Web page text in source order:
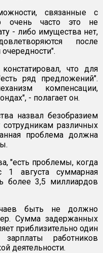
связанные с
очень часто это не
- либо имущества нет,
после
что для
ряд предложений".
компенсации,
- полагает он.
назвал безобразием
различных
проблема должна
"есть проблемы, когда
1 августа суммарная
более 3,5 миллиардов
быть не должно
Сумма задержанных
приблизительно один
работников
деятельности.